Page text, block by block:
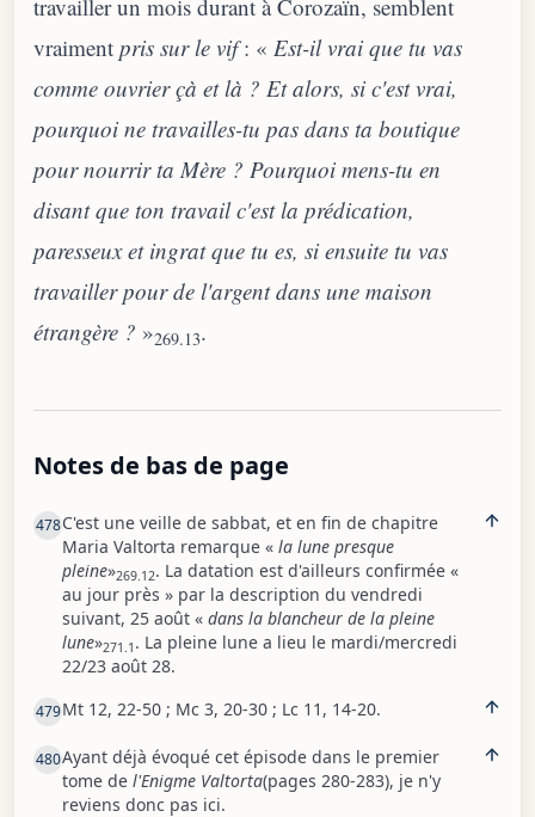
travailler un mois durant à Corozaïn, semblent
vraiment pris sur le vif: « Est-il vrai que tu vas
comme ouvrier çà et là ? Et alors, si c'est vrai,
pourquoi ne travailles-tu pas dans ta boutique
pour nourrir ta Mère ? Pourquoi mens-tu en
disant que ton travail c'est la prédication,
paresseux et ingrat que tu es, si ensuite tu vas
travailler pour de l'argent dans une maison
étrangère ? »269.13.
Notes de bas de page
478C'est une veille de sabbat, et en fin de chapitre
Maria Valtorta remarque « la lune presque
pleine»269.12. La datation est d'ailleurs confirmée «
au jour près » par la description du vendredi
suivant, 25 août « dans la blancheur de la pleine
lune»271.1 . La pleine lune a lieu le mardi/mercredi
22/23 août 28.
479Mt 12, 22-50 ; Mc 3, 20-30 ; Lc 11, 14-20.
480Ayant déjà évoqué cet épisode dans le premier
tome de l'Enigme Valtorta(pages 280-283), je n'y
reviens donc pas ici.